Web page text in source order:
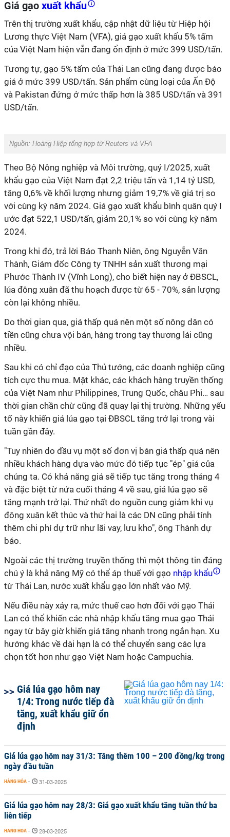
Giá gạo xuất khẩu
Trên thị trường xuất khẩu, cập nhật dữ liệu từ Hiệp hội
Lương thực Việt Nam (VFA), giá gạo xuất khẩu 5% tấm
của Việt Nam hiện vẫn đang ổn định ở mức 399 USD/tấn.
Tương tự, gạo 5% tấm của Thái Lan cũng đang được báo
giá ở mức 399 USD/tấn. Sản phẩm cùng loại của Ấn Độ
và Pakistan đứng ở mức thấp hơn là 385 USD/tấn và 391
USD/tấn.
Nguồn: Hoàng Hiệp tổng hợp từ Reuters và VFA
Theo Bộ Nông nghiệp và Môi trường, quý I/2025, xuất
khẩu gạo của Việt Nam đạt 2,2 triệu tấn và 1,14 tỷ USD,
tăng 0,6% về khối lượng nhưng giảm 19,7% về giá trị so
với cùng kỳ năm 2024. Giá gạo xuất khẩu bình quân quý I
ước đạt 522,1 USD/tấn, giảm 20,1% so với cùng kỳ năm
2024.
Trong khi đó, trả lời Báo Thanh Niên, ông Nguyễn Văn
Thành, Giám đốc Công ty TNHH sản xuất thương mại
Phước Thành IV (Vĩnh Long), cho biết hiện nay ở ĐBSCL,
lúa đông xuân đã thu hoạch được từ 65 - 70%, sản lượng
còn lại không nhiều.
Do thời gian qua, giá thấp quá nên một số nông dân có
tiền cũng chưa vội bán, hàng trong tay thương lái cũng
nhiều.
Sau khi có chỉ đạo của Thủ tướng, các doanh nghiệp cũng
tích cực thu mua. Mặt khác, các khách hàng truyền thống
của Việt Nam như Philippines, Trung Quốc, châu Phi… sau
thời gian chần chừ cũng đã quay lại thị trường. Những yếu
tố này khiến giá lúa gạo tại ĐBSCL tăng trở lại trong vài
tuần gần đây.
"Tuy nhiên do đầu vụ một số đơn vị bán giá thấp quá nên
nhiều khách hàng dựa vào mức đó tiếp tục "ép" giá của
chúng ta. Có khả năng giá sẽ tiếp tục tăng trong tháng 4
và đặc biệt từ nửa cuối tháng 4 về sau, giá lúa gạo sẽ
tăng mạnh trở lại. Thứ nhất do nguồn cung giảm khi vụ
đông xuân kết thúc và thứ hai là các DN cũng phải tính
thêm chi phí dự trữ như lãi vay, lưu kho", ông Thành dự
báo.
Ngoài các thị trường truyền thống thì một thông tin đáng
chú ý là khả năng Mỹ có thể áp thuế với gạo nhập khẩu
từ Thái Lan, nước xuất khẩu gạo lớn nhất vào Mỹ.
Nếu điều này xảy ra, mức thuế cao hơn đối với gạo Thái
Lan có thể khiến các nhà nhập khẩu tăng mua gạo Thái
ngay từ bây giờ khiến giá tăng nhanh trong ngắn hạn. Xu
hướng khác về dài hạn là có thể chuyển sang các lựa
chọn tốt hơn như gạo Việt Nam hoặc Campuchia.
Giá lúa gạo hôm nay
1/4: Trong nước tiếp đà
tăng, xuất khẩu giữ ổn
định
Giá lúa gạo hôm nay 31/3: Tăng thêm 100 – 200 đồng/kg trong
ngày đầu tuần
HÀNG HÓA - 31-03-2025
Giá lúa gạo hôm nay 28/3: Giá gạo xuất khẩu tăng tuần thứ ba
liên tiếp
HÀNG HÓA - 28-03-2025